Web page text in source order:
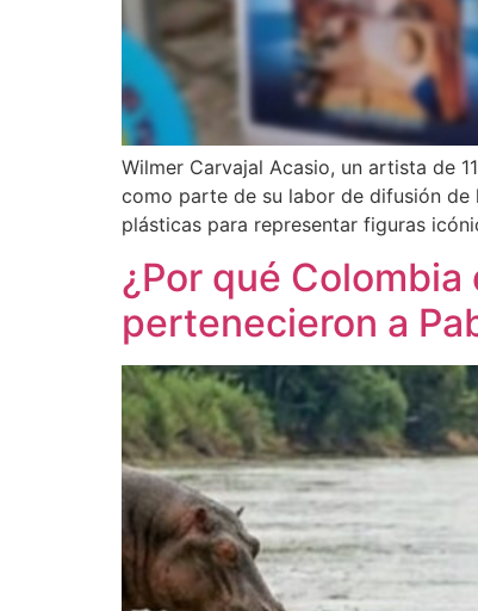
Wilmer Carvajal Acasio, un artista de
como parte de su labor de difusión de
plásticas para representar figuras
¿Por qué
pertenecieron a